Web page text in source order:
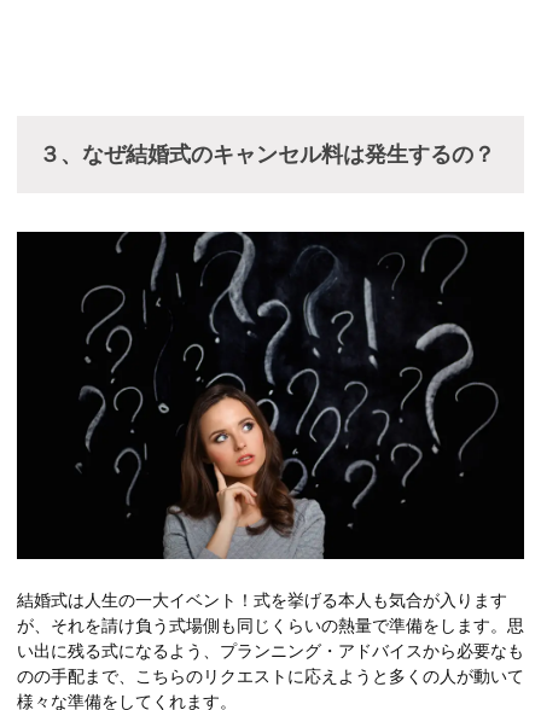
３、なぜ結婚式のキャンセル料は発生するの？
結婚式は人生の一大イベント！式を挙げる本人も気合が入ります
が、それを請け負う式場側も同じくらいの熱量で準備をします。思
い出に残る式になるよう、プランニング・アドバイスから必要なも
のの手配まで、こちらのリクエストに応えようと多くの人が動いて
様々な準備をしてくれます。